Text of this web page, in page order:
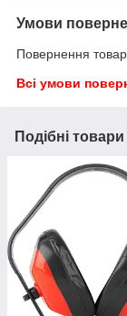
Умови
Повернення
Всі умови
Подібні товари